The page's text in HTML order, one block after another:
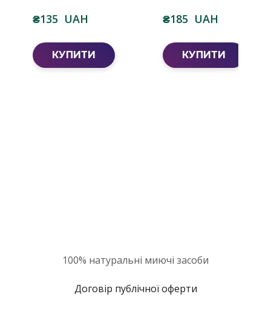
₴135  UAH
КУПИТИ
₴185  UAH
КУПИТИ
100% натуральні миючі засоби
Договір публічної оферти